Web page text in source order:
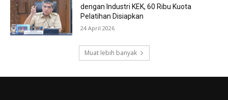
dengan Industri KEK, 60 Ribu Kuota
Pelatihan Disiapkan
24 April 2026
Muat lebih banyak